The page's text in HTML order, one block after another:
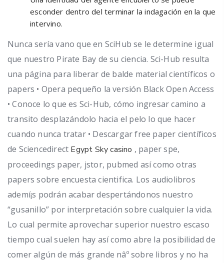
esconder dentro del terminar la indagación en la que
intervino.
Nunca serí­a vano que en SciHub se le determine igual
que nuestro Pirate Bay de su ciencia. Sci-Hub resulta
una página para liberar de balde material científicos o
papers • Opera pequeño la versión Black Open Access
• Conoce lo que es Sci-Hub, cómo ingresar camino a
transito desplazándolo hacia el pelo lo que hacer
cuando nunca tratar • Descargar free paper científicos
de Sciencedirect Egypt Sky casino , paper spe,
proceedings paper, jstor, pubmed así­ como otras
papers sobre encuesta cientifica. Los audiolibros
ademí¡s podrán acabar despertándonos nuestro
“gusanillo” por interpretación sobre cualquier la vida.
Lo cual permite aprovechar superior nuestro escaso
tiempo cual suelen hay así­ como abre la posibilidad de
comer algún de más grande nâº sobre libros y no ha